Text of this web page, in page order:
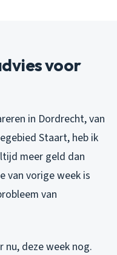
voor
in Dordrecht, van
Staart, heb ik
meer geld dan
van vorige week is
van
nu, deze week nog.